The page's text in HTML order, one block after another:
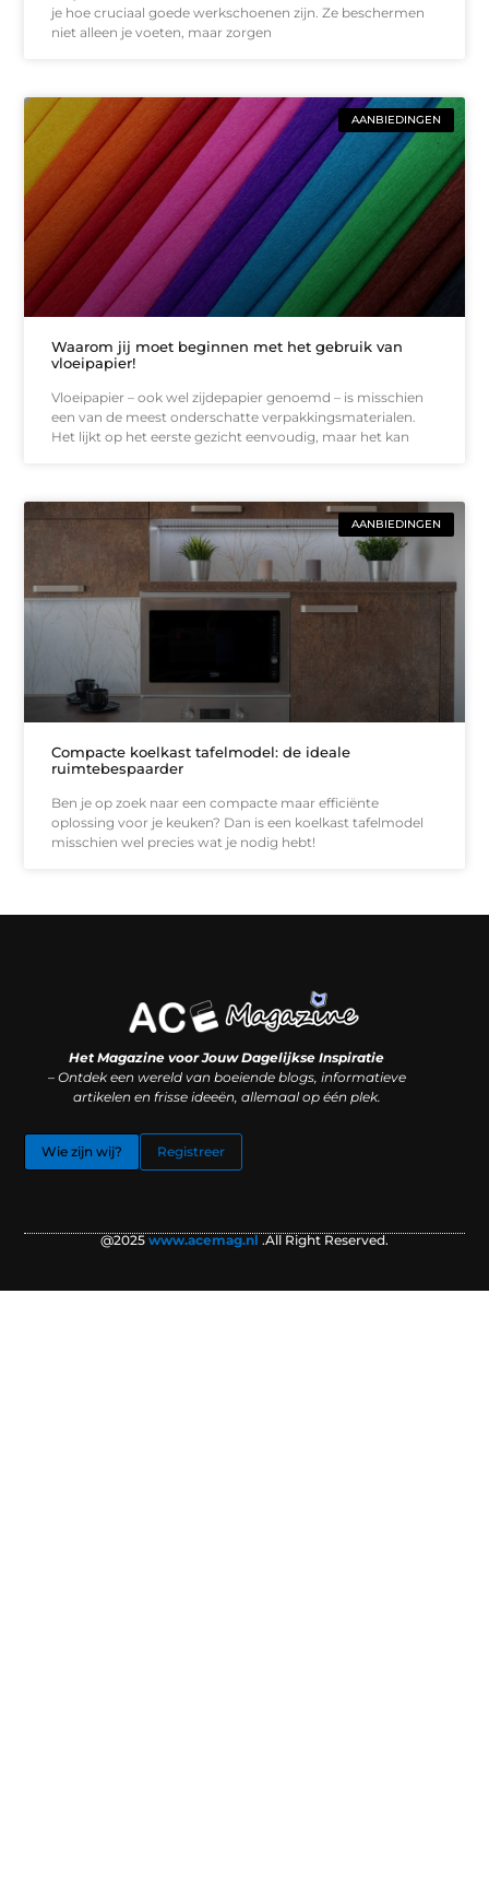
je hoe cruciaal goede werkschoenen zijn. Ze beschermen
niet alleen je voeten, maar zorgen
AANBIEDINGEN
Waarom jij moet beginnen met het gebruik van
vloeipapier!
Vloeipapier – ook wel zijdepapier genoemd – is misschien
een van de meest onderschatte verpakkingsmaterialen.
Het lijkt op het eerste gezicht eenvoudig, maar het kan
AANBIEDINGEN
Compacte koelkast tafelmodel: de ideale
ruimtebespaarder
Ben je op zoek naar een compacte maar efficiënte
oplossing voor je keuken? Dan is een koelkast tafelmodel
misschien wel precies wat je nodig hebt!
Het Magazine voor Jouw Dagelijkse Inspiratie
– Ontdek een wereld van boeiende blogs, informatieve
artikelen en frisse ideeën, allemaal op één plek.
Wie zijn wij? Registreer
@2025www.acemag.nl .All Right Reserved.